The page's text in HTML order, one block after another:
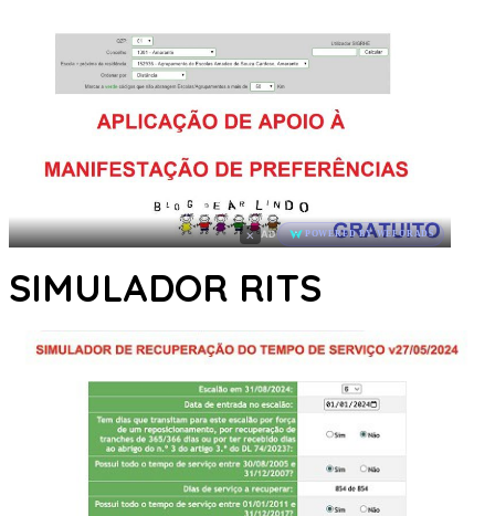
× AD POWERED BY WEFORADS
SIMULADOR RITS